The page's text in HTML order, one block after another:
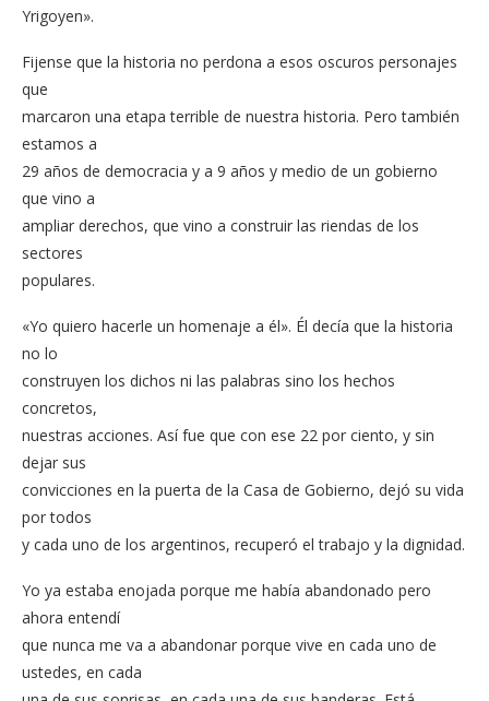
Yrigoyen».
Fijense que la historia no perdona a esos oscuros personajes
que
marcaron una etapa terrible de nuestra historia. Pero también
estamos a
29 años de democracia y a 9 años y medio de un gobierno
que vino a
ampliar derechos, que vino a construir las riendas de los
sectores
populares.
«Yo quiero hacerle un homenaje a él». Él decía que la historia
no lo
construyen los dichos ni las palabras sino los hechos
concretos,
nuestras acciones. Así fue que con ese 22 por ciento, y sin
dejar sus
convicciones en la puerta de la Casa de Gobierno, dejó su vida
por todos
y cada uno de los argentinos, recuperó el trabajo y la dignidad.
Yo ya estaba enojada porque me había abandonado pero
ahora entendí
que nunca me va a abandonar porque vive en cada uno de
ustedes, en cada